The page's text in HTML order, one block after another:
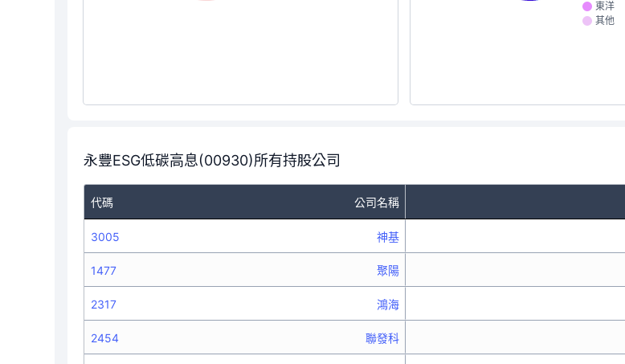
東洋
其他
永豐ESG低碳高息(00930)所有持股公司
代碼 公司名稱
3005 神基
1477 聚陽
2317 鴻海
2454 聯發科